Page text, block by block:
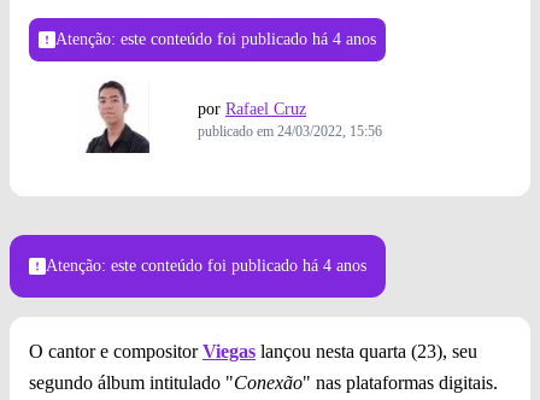
Atenção: este conteúdo foi publicado há 4 anos
por Rafael Cruz
publicado em 24/03/2022, 15:56
Atenção: este conteúdo foi publicado há 4 anos
O cantor e compositorViegas lançou nesta quarta (23), seu
segundo álbum intitulado "Conexão" nas plataformas digitais.